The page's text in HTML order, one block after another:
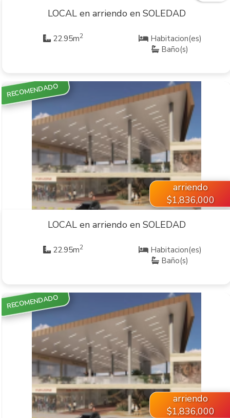
LOCAL en arriendo en SOLEDAD
22.95m2
Habitacion(es)
Baño(s)
VER INMUEBLE
RECOMENDADO
arriendo
$1,836,000
LOCAL en arriendo en SOLEDAD
22.95m2
Habitacion(es)
Baño(s)
VER INMUEBLE
RECOMENDADO
arriendo
$1,836,000